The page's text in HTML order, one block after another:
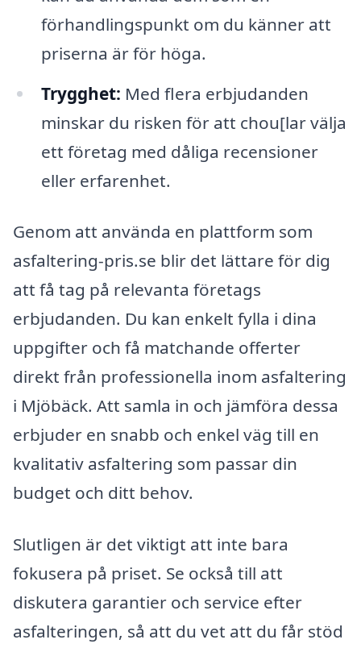
förhandlingspunkt om du känner att
priserna är för höga.
Trygghet: Med flera erbjudanden
minskar du risken för att chou[lar välja
ett företag med dåliga recensioner
eller erfarenhet.
Genom att använda en plattform som
asfaltering-pris.se blir det lättare för dig
att få tag på relevanta företags
erbjudanden. Du kan enkelt fylla i dina
uppgifter och få matchande offerter
direkt från professionella inom asfaltering
i Mjöbäck. Att samla in och jämföra dessa
erbjuder en snabb och enkel väg till en
kvalitativ asfaltering som passar din
budget och ditt behov.
Slutligen är det viktigt att inte bara
fokusera på priset. Se också till att
diskutera garantier och service efter
asfalteringen, så att du vet att du får stöd